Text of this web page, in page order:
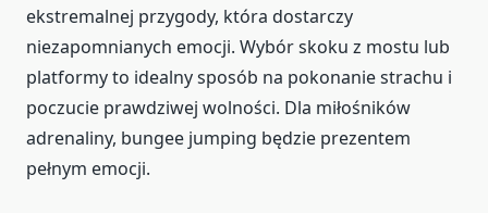
ekstremalnej przygody, która dostarczy
niezapomnianych emocji. Wybór skoku z mostu lub
platformy to idealny sposób na pokonanie strachu i
poczucie prawdziwej wolności. Dla miłośników
adrenaliny, bungee jumping będzie prezentem
pełnym emocji.